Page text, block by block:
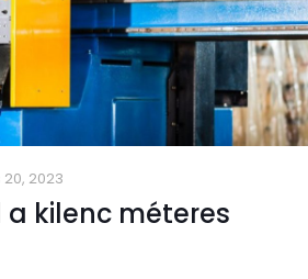
20, 2023
a kilenc méteres